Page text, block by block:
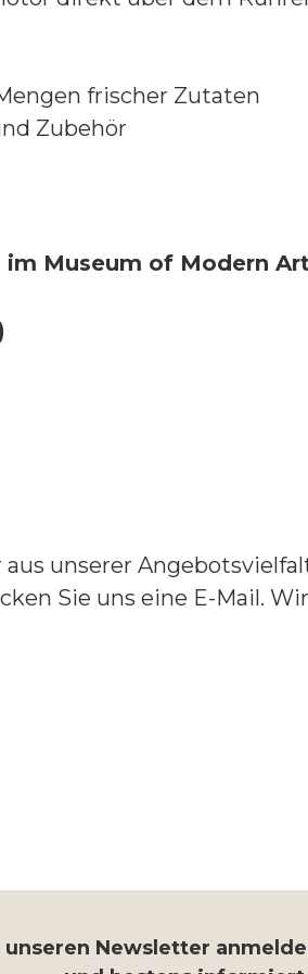
frischer Zutaten
Zubehör
Museum of Modern
unserer
Sie uns eine E-Mail.
Newsletter